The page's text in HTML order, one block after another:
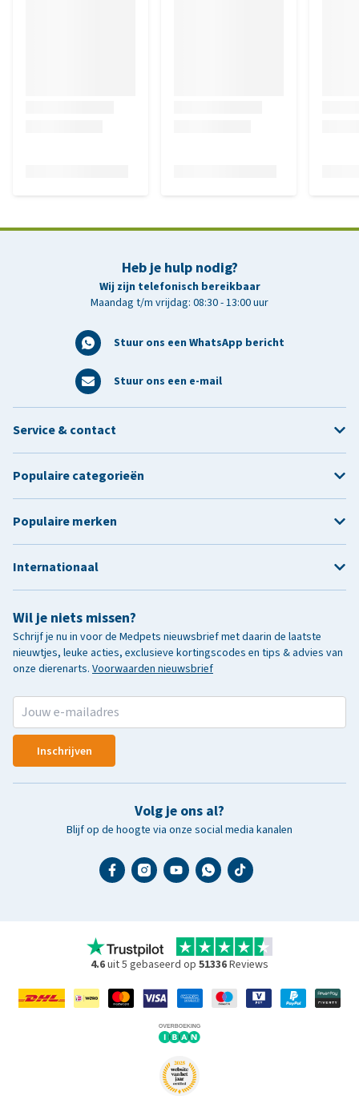
Heb je hulp nodig?
Wij zijn telefonisch bereikbaar
Maandag t/m vrijdag: 08:30 - 13:00 uur
Stuur ons een WhatsApp bericht
Stuur ons een e-mail
Wil je niets missen?
Schrijf je nu in voor de Medpets nieuwsbrief met daarin de laatste
nieuwtjes, leuke acties, exclusieve kortingscodes en tips & advies van
onze dierenarts. Voorwaarden nieuwsbrief
Inschrijven
Volg je ons al?
Blijf op de hoogte via onze social media kanalen
Service & contact
Populaire categorieën
Populaire merken
Internationaal
4.6uit 5 gebaseerd op 51336Reviews